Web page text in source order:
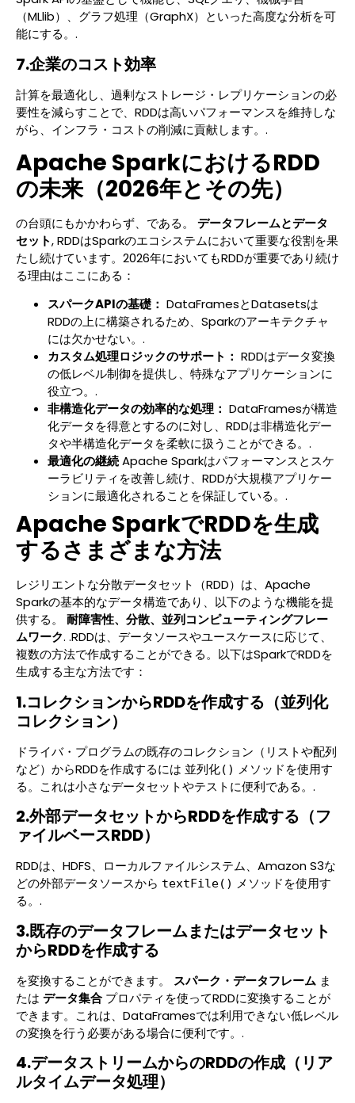
（MLlib）、グラフ処理（GraphX）といった高度な分析を可
能にする。.
7.企業のコスト効率
計算を最適化し、過剰なストレージ・レプリケーションの必
要性を減らすことで、RDDは高いパフォーマンスを維持しな
がら、インフラ・コストの削減に貢献します。.
Apache SparkにおけるRDD
の未来（2026年とその先）
の台頭にもかかわらず、である。 データフレームとデータ
セット, RDDはSparkのエコシステムにおいて重要な役割を果
たし続けています。2026年においてもRDDが重要であり続け
る理由はここにある：
スパークAPIの基礎： DataFramesとDatasetsは
RDDの上に構築されるため、Sparkのアーキテクチャ
には欠かせない。.
カスタム処理ロジックのサポート： RDDはデータ変換
の低レベル制御を提供し、特殊なアプリケーションに
役立つ。.
非構造化データの効率的な処理： DataFramesが構造
化データを得意とするのに対し、RDDは非構造化デー
タや半構造化データを柔軟に扱うことができる。.
最適化の継続Apache Sparkはパフォーマンスとスケ
ーラビリティを改善し続け、RDDが大規模アプリケー
ションに最適化されることを保証している。.
Apache SparkでRDDを生成
するさまざまな方法
レジリエントな分散データセット（RDD）は、Apache
Sparkの基本的なデータ構造であり、以下のような機能を提
供する。 耐障害性、分散、並列コンピューティングフレー
ムワーク. .RDDは、データソースやユースケースに応じて、
複数の方法で作成することができる。以下はSparkでRDDを
生成する主な方法です：
1.コレクションからRDDを作成する（並列化
コレクション）
ドライバ・プログラムの既存のコレクション（リストや配列
など）からRDDを作成するには 並列化() メソッドを使用す
る。これは小さなデータセットやテストに便利である。.
2.外部データセットからRDDを作成する（フ
ァイルベースRDD）
RDDは、HDFS、ローカルファイルシステム、Amazon S3な
どの外部データソースから textFile() メソッドを使用す
る。.
3.既存のデータフレームまたはデータセット
からRDDを作成する
を変換することができます。 スパーク・データフレーム ま
たは データ集合 プロパティを使ってRDDに変換することが
できます。これは、DataFramesでは利用できない低レベル
の変換を行う必要がある場合に便利です。.
4.データストリームからのRDDの作成（リア
ルタイムデータ処理）